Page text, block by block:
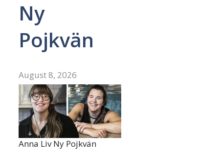
Ny
Pojkvän
August 8, 2026
Anna Liv Ny Pojkvän